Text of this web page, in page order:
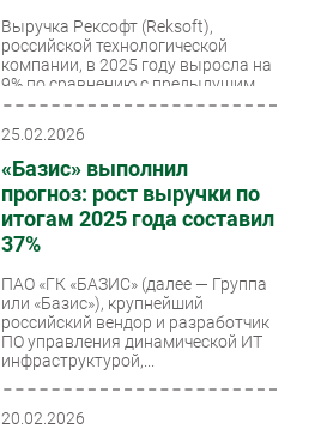
Выручка Рексофт (Reksoft),
российской технологической
компании, в 2025 году выросла на
9% по сравнению с предыдущим
периодом и составила...
25.02.2026
«Базис» выполнил
прогноз: рост выручки по
итогам 2025 года составил
37%
ПАО «ГК «БАЗИС» (далее — Группа
или «Базис»), крупнейший
российский вендор и разработчик
ПО управления динамической ИТ
инфраструктурой,...
20.02.2026